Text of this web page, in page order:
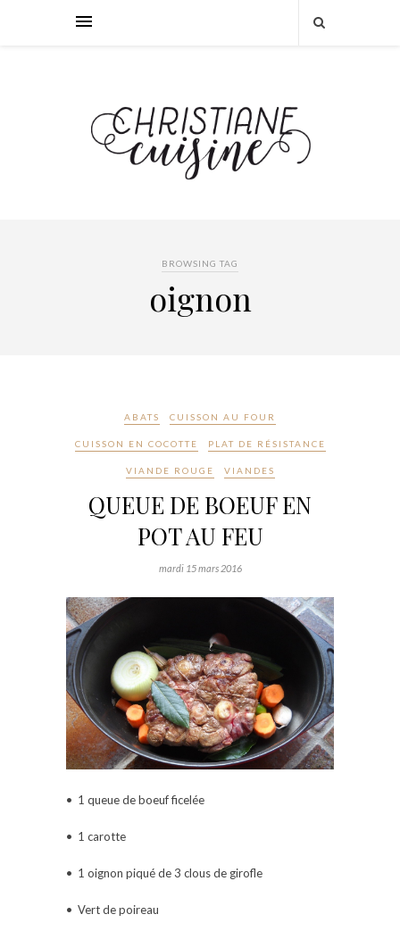
BROWSING TAG
oignon
ABATS CUISSON AU FOUR
CUISSON EN COCOTTE PLAT DE RÉSISTANCE
VIANDE ROUGE VIANDES
QUEUE DE BOEUF EN
POT AU FEU
mardi 15 mars 2016
• 1 queue de boeuf ficelée
• 1 carotte
• 1 oignon piqué de 3 clous de girofle
• Vert de poireau